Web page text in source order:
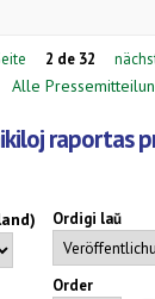
2 de 32
Alle
raportas
Ordigi laŭ
Order